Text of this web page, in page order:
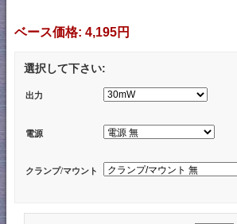
ベース価格: 4,195円
選択して下さい:
出力
電源
クランプ/マウント